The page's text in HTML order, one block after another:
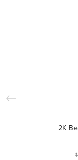
2K